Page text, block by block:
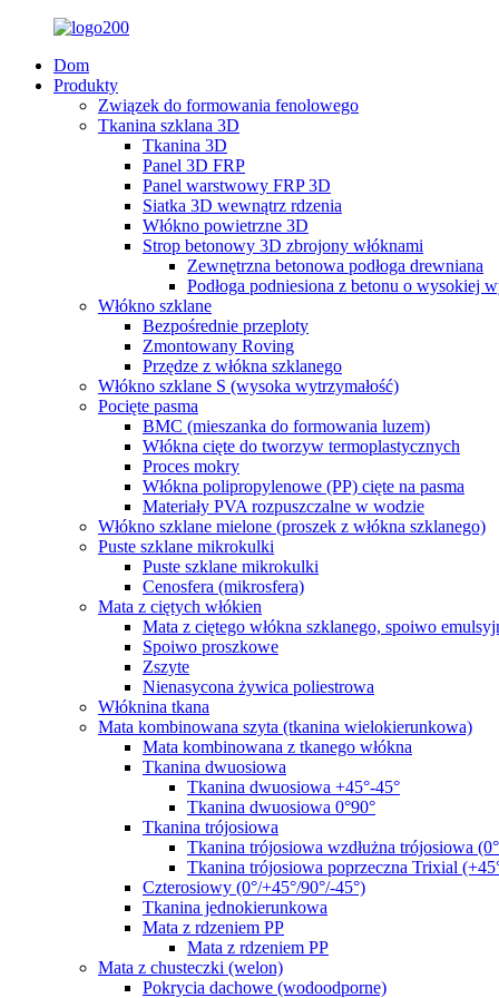
Dom
Produkty
Związek do formowania fenolowego
Tkanina szklana 3D
Tkanina 3D
Panel 3D FRP
Panel warstwowy FRP 3D
Siatka 3D wewnątrz rdzenia
Włókno powietrzne 3D
Strop betonowy 3D zbrojony włóknami
Zewnętrzna betonowa podłoga drewniana
Podłoga podniesiona z betonu o wysokiej
Włókno szklane
Bezpośrednie przeploty
Zmontowany Roving
Przędze z włókna szklanego
Włókno szklane S (wysoka wytrzymałość)
Pocięte pasma
BMC (mieszanka do formowania luzem)
Włókna cięte do tworzyw termoplastycznych
Proces mokry
Włókna polipropylenowe (PP) cięte na pasma
Materiały PVA rozpuszczalne w wodzie
Włókno szklane mielone (proszek z włókna szklanego)
Puste szklane mikrokulki
Puste szklane mikrokulki
Cenosfera (mikrosfera)
Mata z ciętych włókien
Mata z ciętego włókna szklanego, spoiwo
Spoiwo proszkowe
Zszyte
Nienasycona żywica poliestrowa
Włóknina tkana
Mata kombinowana szyta (tkanina wielokierunkowa)
Mata kombinowana z tkanego włókna
Tkanina dwuosiowa
Tkanina dwuosiowa +45°-45°
Tkanina dwuosiowa 0°90°
Tkanina trójosiowa
Tkanina trójosiowa wzdłużna trójosiowa
Tkanina trójosiowa poprzeczna Trixial
Czterosiowy (0°/+45°/90°/-45°)
Tkanina jednokierunkowa
Mata z rdzeniem PP
Mata z rdzeniem PP
Mata z chusteczki (welon)
Pokrycia dachowe (wodoodporne)